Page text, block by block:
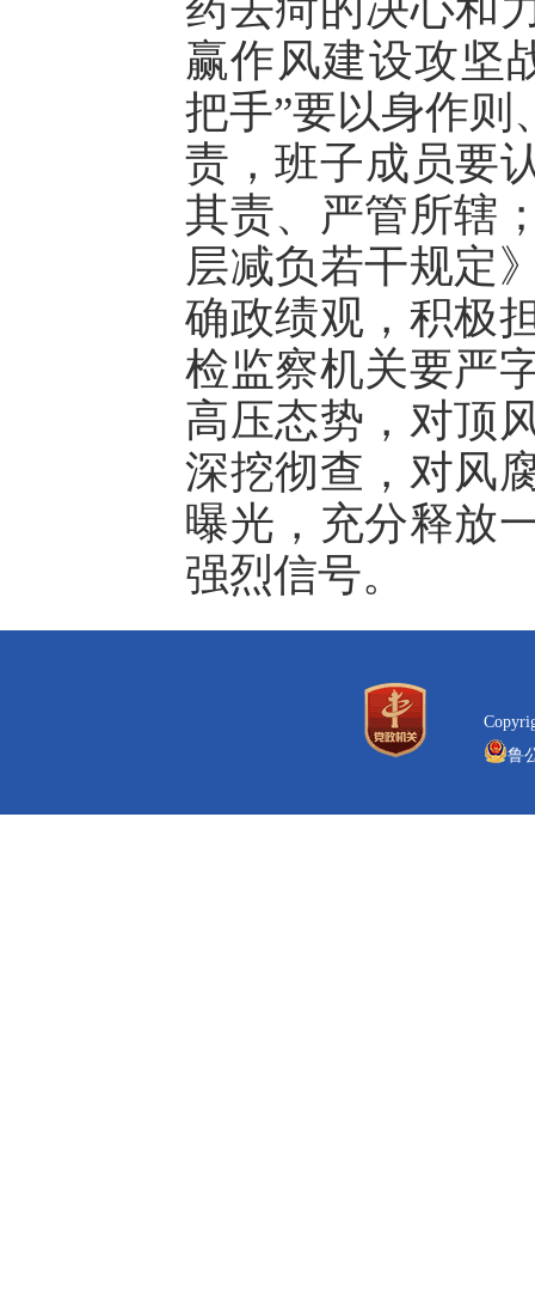
赢作风建设攻坚
把手”要以身作则
责，班子成员要
其责、严管所辖
层减负若干规定
确政绩观，积极
检监察机关要严
高压态势，对顶
深挖彻查，对风
曝光，充分释放
强烈信号。
鲁